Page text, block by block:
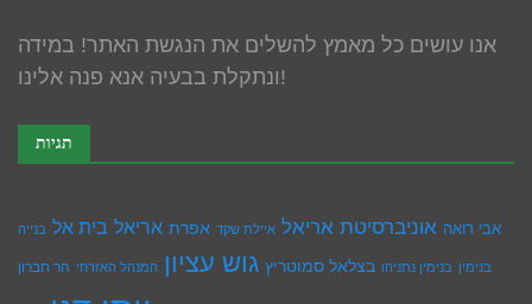
אנו עושים כל מאמץ להשלים את הנגשת האתר! במידה
ונתקלת בבעיה אנא פנה אלינו!
תגיות
אבי רואה אוניברסיטת אריאל איילת שקד אפרת אריאל בית אל בנייה
בנימין בנימין נתניהו בצלאל סמוטריץ גוש עציון המנהל האזרחי הר חברון